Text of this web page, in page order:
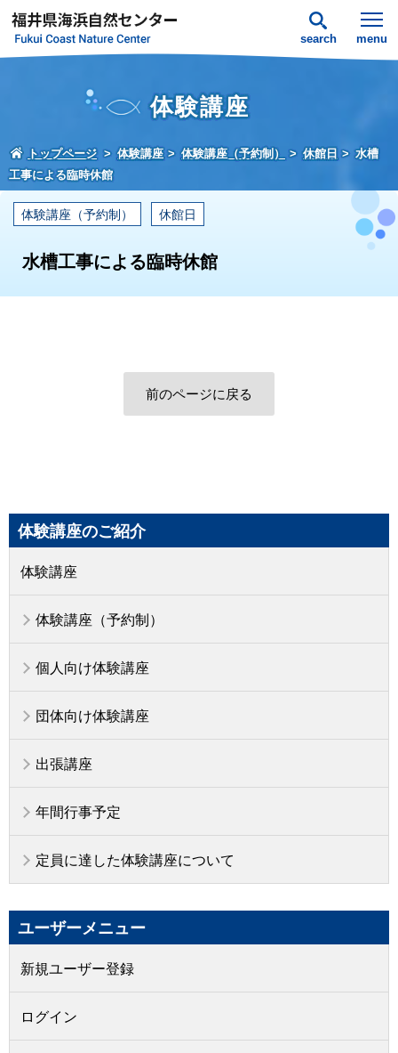
search menu
体験講座
トップページ 体験講座 体験講座（予約制） 休館日
水槽
工事による臨時休館
体験講座（予約制） 休館日
水槽工事による臨時休館
前のページに戻る
体験講座のご紹介
体験講座
体験講座（予約制）
個人向け体験講座
団体向け体験講座
出張講座
年間行事予定
定員に達した体験講座について
ユーザーメニュー
新規ユーザー登録
ログイン